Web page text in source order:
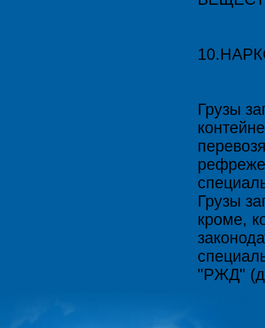
Грузы
Грузы
кроме,
"РЖД"